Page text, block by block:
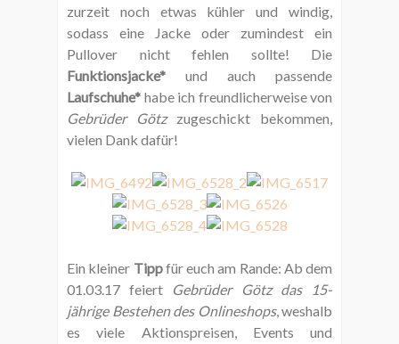
zurzeit noch etwas kühler und windig,
sodass eine Jacke oder zumindest ein
Pullover nicht fehlen sollte! Die
Funktionsjacke* und auch passende
Laufschuhe* habe ich freundlicherweise von
Gebrüder Götzzugeschickt bekommen,
vielen Dank dafür!
Ein kleiner Tippfür euch am Rande: Ab dem
01.03.17 feiert Gebrüder Götz das 15-
jährige Bestehen des Onlineshops, weshalb
es viele Aktionspreisen, Events und